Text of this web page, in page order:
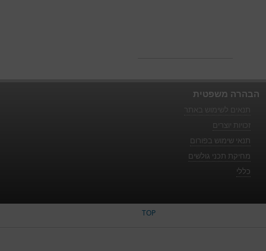
הבהרה משפטית
זכויות יוצרים
תנאי שימוש בפורום
מחיקת תכני גולשים
כללי
TOP